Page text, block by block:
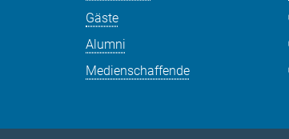
Gäste
Alumni
Medienschaffende